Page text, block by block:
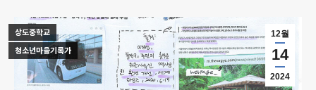
12월
14
2024
상도중학교
청소년마을기록가